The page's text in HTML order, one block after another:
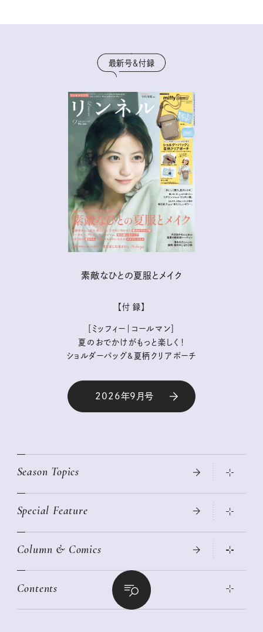
最新号＆付録
素敵なひとの夏服とメイク
【付 録】
［ミッフィー｜コールマン］
夏のおでかけがもっと楽しく！
ショルダーバッグ&夏柄クリアポーチ
2026年9月号
Season Topics
真夏のひんやりグッズ 2026
ニトリ・イケア・無印良品で賢くおしゃれなインテリア
絶品、お餅レシピ大集合！
Special Feature
2026年春夏 トレンドファッションニュース
女子旅おすすめスポット 暮らすように心地いいリンネル旅ガイ
Column & Comics
ぐれいさん
Contents